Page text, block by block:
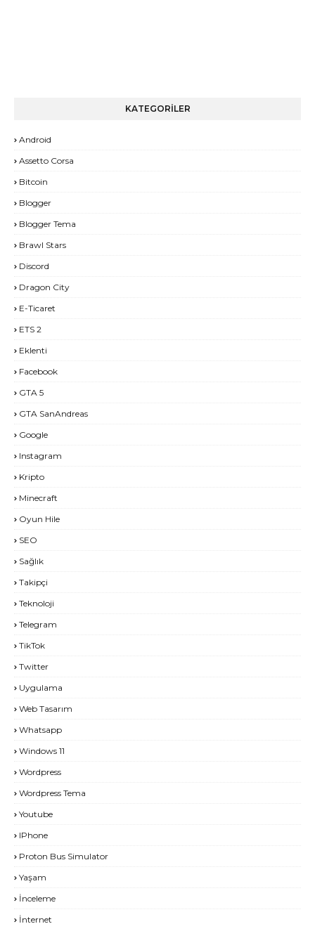
KATEGORİLER
Android
Assetto Corsa
Bitcoin
Blogger
Blogger Tema
Brawl Stars
Discord
Dragon City
E-Ticaret
ETS 2
Eklenti
Facebook
GTA 5
GTA SanAndreas
Google
Instagram
Kripto
Minecraft
Oyun Hile
SEO
Sağlık
Takipçi
Teknoloji
Telegram
TikTok
Twitter
Uygulama
Web Tasarım
Whatsapp
Windows 11
Wordpress
Wordpress Tema
Youtube
IPhone
Proton Bus Simulator
Yaşam
İnceleme
İnternet